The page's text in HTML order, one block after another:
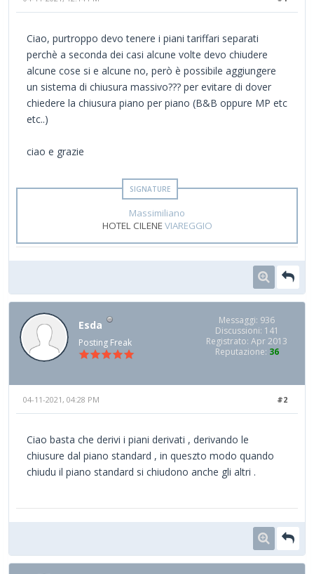
Ciao, purtroppo devo tenere i piani tariffari separati
perchè a seconda dei casi alcune volte devo chiudere
alcune cose si e alcune no, però è possibile aggiungere
un sistema di chiusura massivo??? per evitare di dover
chiedere la chiusura piano per piano (B&B oppure MP etc
etc..)
ciao e grazie
Massimiliano
HOTEL CILENEVIAREGGIO
Esda
Posting Freak
Messaggi: 936
Discussioni: 141
Registrato: Apr 2013
Reputazione: 36
#2
04-11-2021, 04:28 PM
Ciao basta che derivi i piani derivati , derivando le
chiusure dal piano standard , in queszto modo quando
chiudu il piano standard si chiudono anche gli altri .